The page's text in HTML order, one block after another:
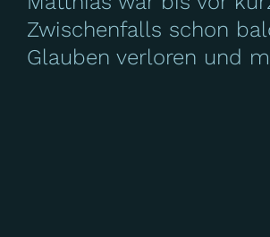
Zwischenfalls schon
Glauben verloren und